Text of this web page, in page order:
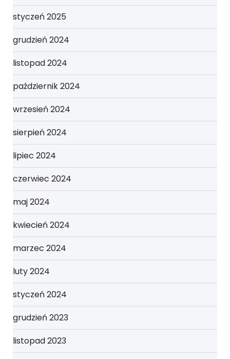
styczeń 2025
grudzień 2024
listopad 2024
październik 2024
wrzesień 2024
sierpień 2024
lipiec 2024
czerwiec 2024
maj 2024
kwiecień 2024
marzec 2024
luty 2024
styczeń 2024
grudzień 2023
listopad 2023